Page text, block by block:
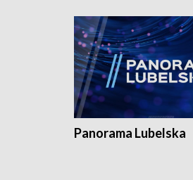
Panorama Lubelska